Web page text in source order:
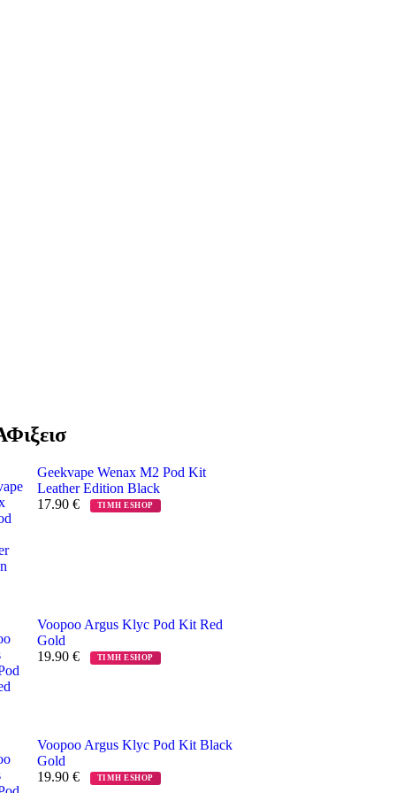
Geekvape Wenax M2 Pod Kit
Leather Edition Black
17.90 € ΤΙΜΗ ESHOP
Voopoo Argus Klyc Pod Kit Red
Gold
19.90 € ΤΙΜΗ ESHOP
Voopoo Argus Klyc Pod Kit Black
Gold
19.90 € ΤΙΜΗ ESHOP